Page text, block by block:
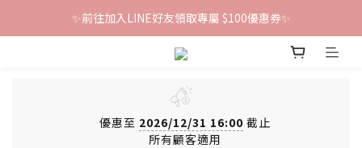
鐵粉群開張！限時加入贈100折價券🎀
✨前往加入LINE好友領取專屬 $100優惠券✨
鐵粉群開張！限時加入贈100折價券🎀
優惠至 2026/12/31 16:00 截止
所有顧客適用